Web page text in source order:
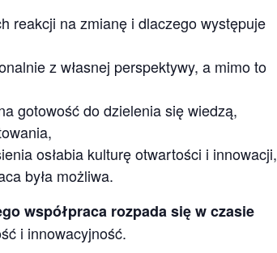
reakcji na zmianę i dlaczego występuje
z własnej perspektywy, a mimo to
gotowość do dzielenia się wiedzą,
osłabia kulturę otwartości i innowacji,
była możliwa.
współpraca rozpada się w czasie
i innowacyjność.